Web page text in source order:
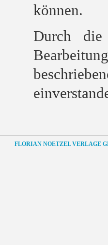
können.
Durch
FLORIAN NOETZEL VERLAGE